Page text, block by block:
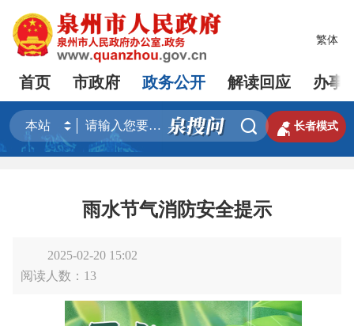
繁体
首页 市政府 政务公开 解读回应 办事
  长者模式
雨水节气消防安全提示
2025-02-20 15:02
阅读人数： 13